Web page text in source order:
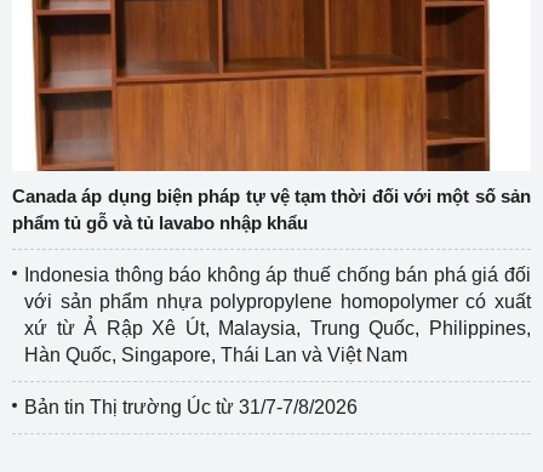
Canada áp dụng biện pháp tự vệ tạm thời đối với một số sản
phẩm tủ gỗ và tủ lavabo nhập khẩu
Indonesia thông báo không áp thuế chống bán phá giá đối
với sản phẩm nhựa polypropylene homopolymer có xuất
xứ từ Ả Rập Xê Út, Malaysia, Trung Quốc, Philippines,
Hàn Quốc, Singapore, Thái Lan và Việt Nam
Bản tin Thị trường Úc từ 31/7-7/8/2026